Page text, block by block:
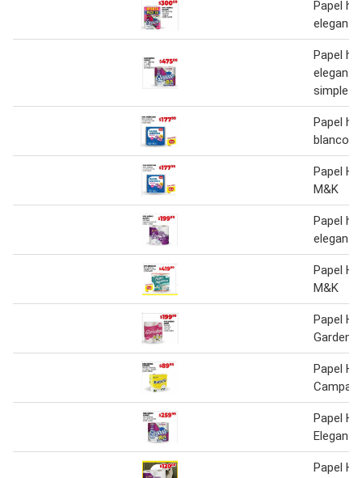
Papel
elegante
Papel
simple
Papel
blanco
Papel
M&K
Papel
elegante
Papel
M&K
Papel
Garden
Papel
Papel
Elegante
Papel